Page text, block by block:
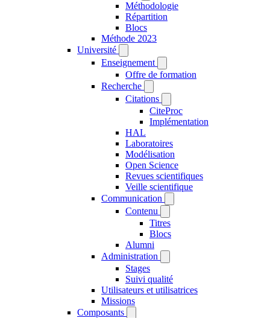
Méthodologie
Répartition
Blocs
Méthode 2023
Université
Enseignement
Offre de formation
Recherche
Citations
CiteProc
Implémentation
HAL
Laboratoires
Modélisation
Open Science
Revues scientifiques
Veille scientifique
Communication
Contenu
Titres
Blocs
Alumni
Administration
Stages
Suivi qualité
Utilisateurs et utilisatrices
Missions
Composants